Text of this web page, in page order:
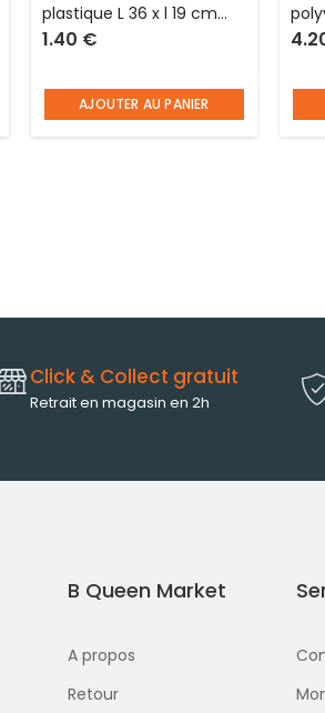
plastique L 36 x l 19 cm
pour rouleau de peinture
crochets
1.40 €
AJOUTER AU PANIER
Click & Collect gratuit
Retrait en magasin en 2h
B Queen Market
A propos
Retour